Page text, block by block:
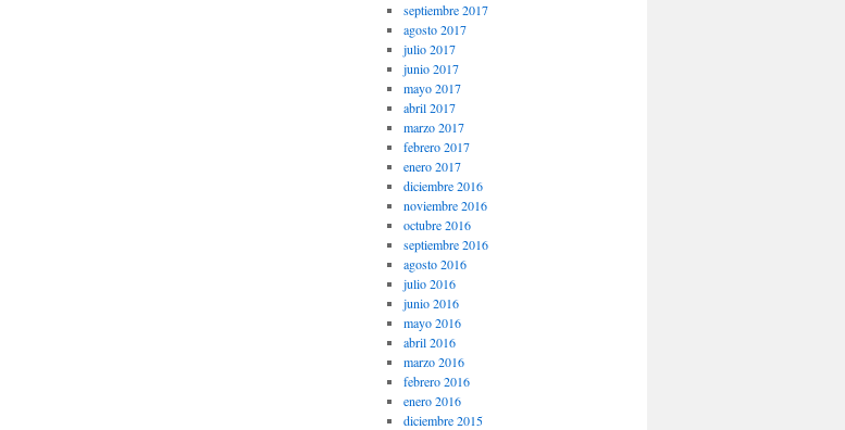
septiembre 2017
agosto 2017
julio 2017
junio 2017
mayo 2017
abril 2017
marzo 2017
febrero 2017
enero 2017
diciembre 2016
noviembre 2016
octubre 2016
septiembre 2016
agosto 2016
julio 2016
junio 2016
mayo 2016
abril 2016
marzo 2016
febrero 2016
enero 2016
diciembre 2015